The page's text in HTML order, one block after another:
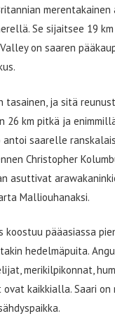
merentakainen
Se sijaitsee 19
on saaren
tasainen, ja sitä
26 km pitkä ja
saarelle
Christopher
asuttivat
Malliouhanaksi.
koostuu pääasiassa
hedelmäpuita.
merikilpikonnat,
kaikkialla. Saari on